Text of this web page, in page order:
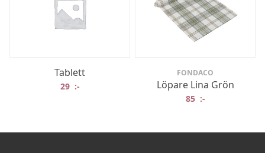
Tablett
29 :-
FONDACO
Löpare Lina Grön
85 :-